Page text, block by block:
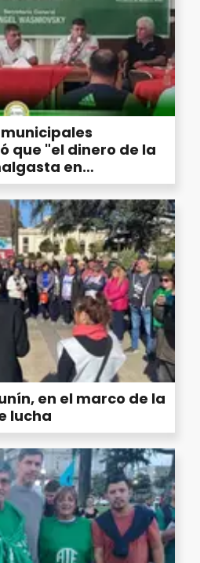
que "el dinero de la
en
contratos
en el marco de la
lucha